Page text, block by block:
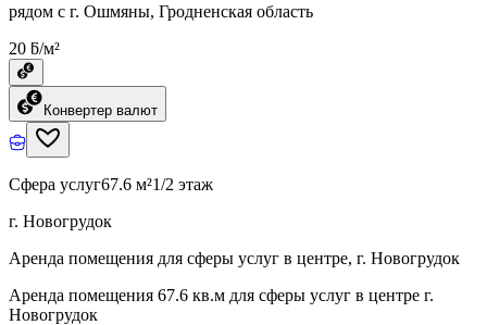
рядом с г. Ошмяны, Гродненская область
20 ƃ/м²
Конвертер валют
Сфера услуг67.6 м²1/2 этаж
г. Новогрудок
Аренда помещения для сферы услуг в центре, г. Новогрудок
Аренда помещения 67.6 кв.м для сферы услуг в центре г.
Новогрудок